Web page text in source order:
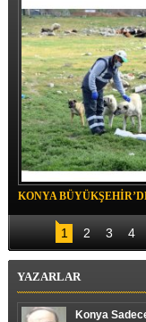
KONYA
PROJE
1 2 3 4
YAZARLAR
Konya